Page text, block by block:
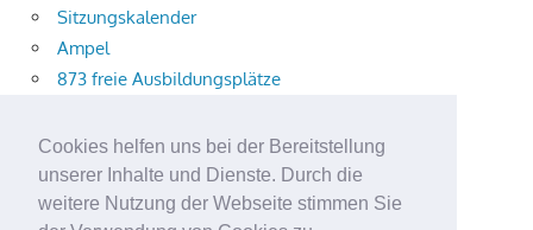
Cookies helfen uns bei der Bereitstellung
unserer Inhalte und Dienste. Durch die
weitere Nutzung der Webseite stimmen Sie
Sitzungskalender
Ampel
873 freie Ausbildungsplätze
Aktuelle Verkehrsmeldungen
Terracliff
Wärmeplanung